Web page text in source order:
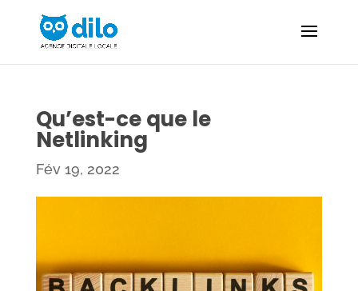
Qu’est-ce que le
Netlinking
Fév 19, 2022